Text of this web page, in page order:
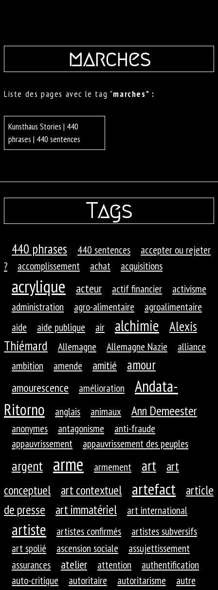
marches
Liste des pages avec le tag "marches" :
Kunsthaus Stories | 440
phrases | 440 sentences
Tags
440 phrases 440 sentences
accepter ou rejeter
?
accomplissement achat acquisitions
acrylique acteur actif financier
activisme
administration
agro-alimentaire
agroalimentaire
aide
aide publique air alchimie
Alexis
Thiémard
Allemagne Allemagne Nazie
alliance
ambition
amende amitié amour
amourescence amélioration
Andata-
Ritorno
anglais animaux Ann Demeester
anonymes antagonisme
anti-fraude
appauvrissement
appauvrissement des peuples
argent arme armement art
art
conceptuel
art contextuel artefact
article
de presse
art immatériel art international
artiste artistes confirmés
artistes subversifs
art spolié
ascension sociale
assujettissement
assurances
atelier attention
authentification
auto-critique
autoritaire autoritarisme
autre